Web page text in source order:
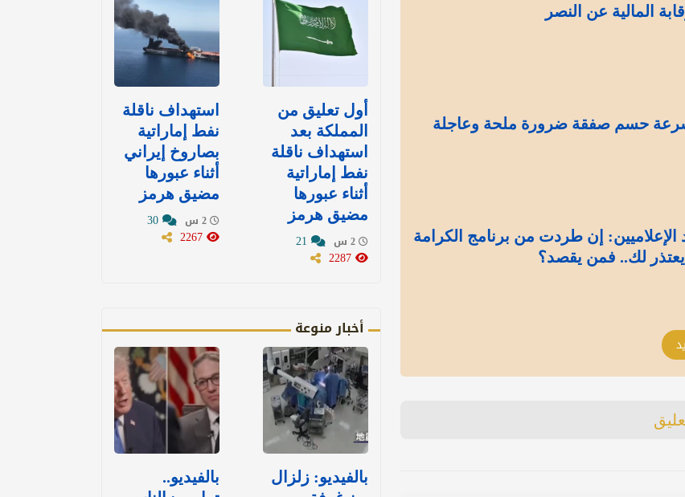
المالية عن النصر
حسم صفقة ضرورة ملحة وعاجلة
الإعلاميين: إن طردت من برنامج الكرامة
لك.. فمن يقصد؟
أول تعليق من
المملكة بعد
استهداف ناقلة
نفط إماراتية
أثناء عبورها
مضيق هرمز
استهداف ناقلة
نفط إماراتية
بصاروخ إيراني
أثناء عبورها
مضيق هرمز
أخبار منوعة
بالفيديو: زلزال
بالفيديو..